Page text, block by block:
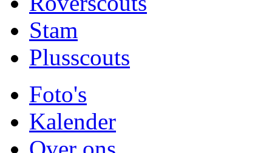
Stam
Plusscouts
Foto's
Kalender